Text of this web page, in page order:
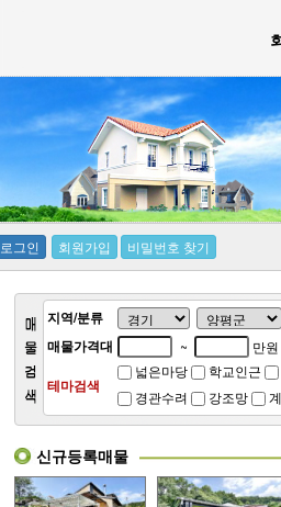
로그인 회원가입 비밀번호 찾기
지역/분류
매물가격대
~ 만원
테마검색
넓은마당 학교인근
경관수려
강조망
신규등록매물